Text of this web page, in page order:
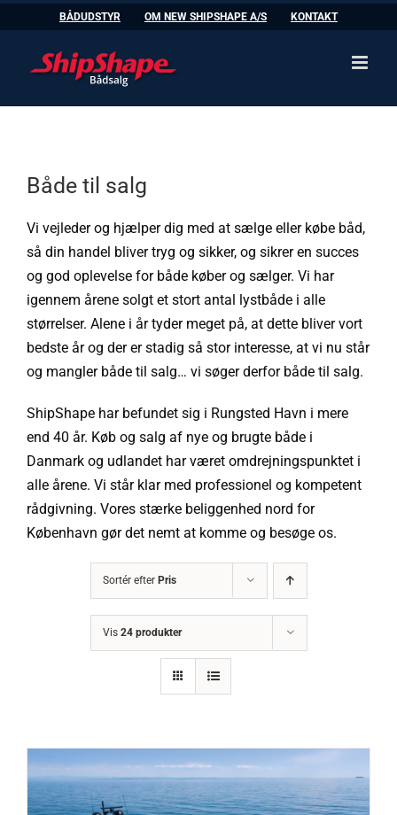
to
BÅDUDSTYR OM NEW SHIPSHAPE A/S KONTAKT
Både til salg
Vi vejleder og hjælper dig med at sælge eller købe båd,
så din handel bliver tryg og sikker, og sikrer en succes
og god oplevelse for både køber og sælger. Vi har
igennem årene solgt et stort antal lystbåde i alle
størrelser. Alene i år tyder meget på, at dette bliver vort
bedste år og der er stadig så stor interesse, at vi nu står
og mangler både til salg… vi søger derfor både til salg.
ShipShape har befundet sig i Rungsted Havn i mere
end 40 år. Køb og salg af nye og brugte både i
Danmark og udlandet har været omdrejningspunktet i
alle årene. Vi står klar med professionel og kompetent
rådgivning. Vores stærke beliggenhed nord for
København gør det nemt at komme og besøge os.
Sortér efter Pris
Vis 24 produkter